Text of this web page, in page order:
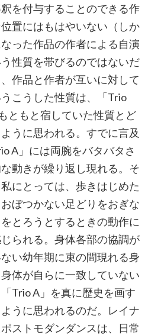
を付与することのできる作
置にはもはやいない（しか
った作品の作者による自演
性質を帯びるのではないだ
作品と作者が互いに対して
こうした性質は、「Trio
ともと宿していた性質とど
うに思われる。すでに言及
A」には両腕をバタバタさ
動きが繰り返し現れる。そ
にとっては、歩きはじめた
ぼつかない足どりをおぎな
とろうとするときの動作に
られる。身体各部の協調が
い幼年期に束の間現れる身
体が自らに一致していない
Trio A」を真に歴史を画す
うに思われるのだ。レイナ
ストモダンダンスは、日常